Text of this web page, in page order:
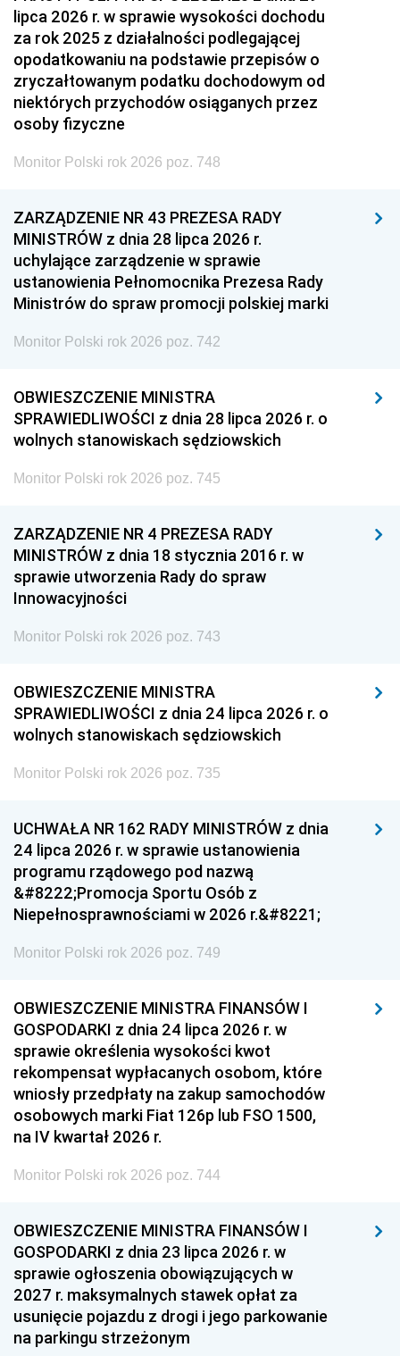
lipca 2026 r. w sprawie wysokości dochodu
za rok 2025 z działalności podlegającej
opodatkowaniu na podstawie przepisów o
zryczałtowanym podatku dochodowym od
niektórych przychodów osiąganych przez
osoby fizyczne
Monitor Polski rok 2026 poz. 748
ZARZĄDZENIE NR 43 PREZESA RADY
MINISTRÓW z dnia 28 lipca 2026 r.
uchylające zarządzenie w sprawie
ustanowienia Pełnomocnika Prezesa Rady
Ministrów do spraw promocji polskiej marki
Monitor Polski rok 2026 poz. 742
OBWIESZCZENIE MINISTRA
SPRAWIEDLIWOŚCI z dnia 28 lipca 2026 r. o
wolnych stanowiskach sędziowskich
Monitor Polski rok 2026 poz. 745
ZARZĄDZENIE NR 4 PREZESA RADY
MINISTRÓW z dnia 18 stycznia 2016 r. w
sprawie utworzenia Rady do spraw
Innowacyjności
Monitor Polski rok 2026 poz. 743
OBWIESZCZENIE MINISTRA
SPRAWIEDLIWOŚCI z dnia 24 lipca 2026 r. o
wolnych stanowiskach sędziowskich
Monitor Polski rok 2026 poz. 735
UCHWAŁA NR 162 RADY MINISTRÓW z dnia
24 lipca 2026 r. w sprawie ustanowienia
programu rządowego pod nazwą
&#8222;Promocja Sportu Osób z
Niepełnosprawnościami w 2026 r.&#8221;
Monitor Polski rok 2026 poz. 749
OBWIESZCZENIE MINISTRA FINANSÓW I
GOSPODARKI z dnia 24 lipca 2026 r. w
sprawie określenia wysokości kwot
rekompensat wypłacanych osobom, które
wniosły przedpłaty na zakup samochodów
osobowych marki Fiat 126p lub FSO 1500,
na IV kwartał 2026 r.
Monitor Polski rok 2026 poz. 744
OBWIESZCZENIE MINISTRA FINANSÓW I
GOSPODARKI z dnia 23 lipca 2026 r. w
sprawie ogłoszenia obowiązujących w
2027 r. maksymalnych stawek opłat za
usunięcie pojazdu z drogi i jego parkowanie
na parkingu strzeżonym